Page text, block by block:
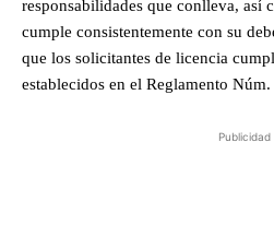
responsabilidades que conlleva, así
cumple consistentemente con su
que los solicitantes de licencia
establecidos en el Reglamento
Publicidad